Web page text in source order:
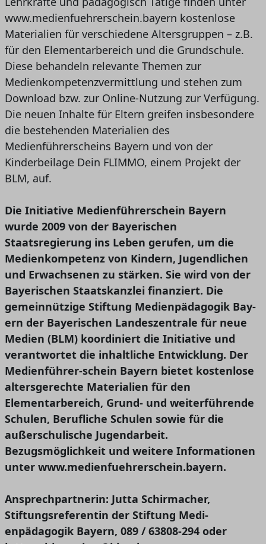
www.medienfuehrerschein.bayern kostenlose
Materialien für verschiedene Altersgruppen – z.B.
für den Elementarbereich und die Grundschule.
Diese behandeln relevante Themen zur
Medienkompetenzvermittlung und stehen zum
Download bzw. zur Online-Nutzung zur Verfügung.
Die neuen Inhalte für Eltern greifen insbesondere
die bestehenden Materialien des
Medienführerscheins Bayern und von der
Kinderbeilage Dein FLIMMO, einem Projekt der
BLM, auf.
Die Initiative Medienführerschein Bayern
wurde 2009 von der Bayerischen
Staatsregierung ins Leben gerufen, um die
Medienkompetenz von Kindern, Jugendlichen
und Erwachsenen zu stärken. Sie wird von der
Bayerischen Staatskanzlei finanziert. Die
gemeinnützige Stiftung Medienpädagogik Bay-
ern der Bayerischen Landeszentrale für neue
Medien (BLM) koordiniert die Initiative und
verantwortet die inhaltliche Entwicklung. Der
Medienführer-schein Bayern bietet kostenlose
altersgerechte Materialien für den
Elementarbereich, Grund- und weiterführende
Schulen, Berufliche Schulen sowie für die
außerschulische Jugendarbeit.
Bezugsmöglichkeit und weitere Informationen
unter www.medienfuehrerschein.bayern.
Ansprechpartnerin: Jutta Schirmacher,
Stiftungsreferentin der Stiftung Medi-
enpädagogik Bayern, 089 / 63808-294 oder